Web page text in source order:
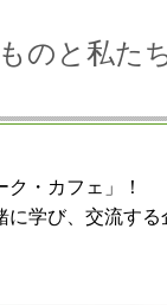
のと私た
・カフェ」！
学び、交流する